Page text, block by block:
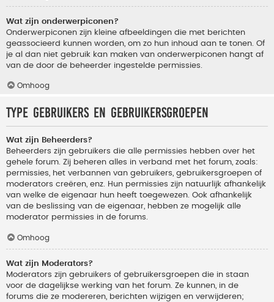
Wat zijn onderwerpiconen?
Onderwerpiconen zijn kleine afbeeldingen die met berichten
geassocieerd kunnen worden, om zo hun inhoud aan te tonen. Of
je al dan niet gebruik kan maken van onderwerpiconen hangt af
van de door de beheerder ingestelde permissies.
Omhoog
Type gebruikers en gebruikersgroepen
Wat zijn Beheerders?
Beheerders zijn gebruikers die alle permissies hebben over het
gehele forum. Zij beheren alles in verband met het forum, zoals:
permissies, het verbannen van gebruikers, gebruikersgroepen of
moderators creëren, enz. Hun permissies zijn natuurlijk afhankelijk
van welke de eigenaar hun heeft toegewezen. Ook afhankelijk
van de beslissing van de eigenaar, hebben ze mogelijk alle
moderator permissies in de forums.
Omhoog
Wat zijn Moderators?
Moderators zijn gebruikers of gebruikersgroepen die in staan
voor de dagelijkse werking van het forum. Ze kunnen, in de
forums die ze modereren, berichten wijzigen en verwijderen;